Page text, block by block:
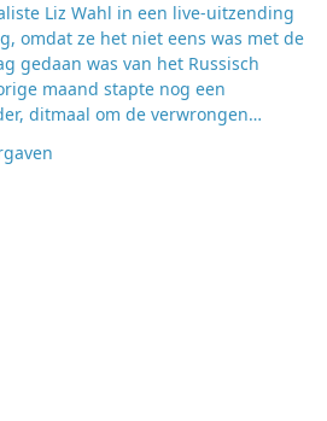
Liz Wahl in een live-uitzending
omdat ze het niet eens was met de
gedaan was van het Russisch
maand stapte nog een
ditmaal om de verwrongen
13 augustus (Nederland 1, 18:15